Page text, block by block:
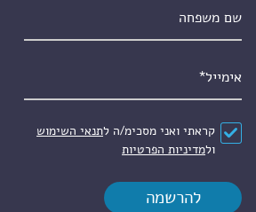
הסכם*
קראתי ואני מסכימ/ה לתנאי השימוש
ולמדיניות הפרטיות